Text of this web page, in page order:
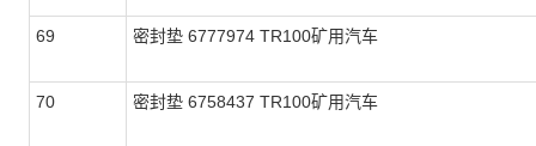
69 密封垫 6777974 TR100矿用汽车
70 密封垫 6758437 TR100矿用汽车